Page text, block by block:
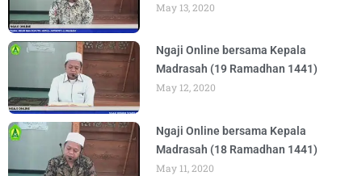
May 13, 2020
Ngaji Online bersama Kepala
Madrasah (19 Ramadhan 1441)
May 12, 2020
Ngaji Online bersama Kepala
Madrasah (18 Ramadhan 1441)
May 11, 2020